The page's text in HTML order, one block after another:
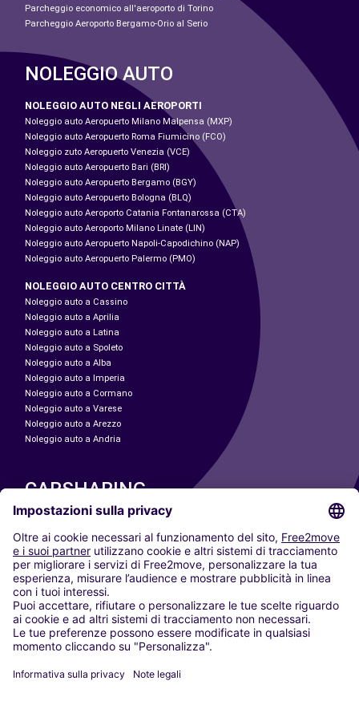
Parcheggio economico all'aeroporto di Torino
Parcheggio Aeroporto Bergamo-Orio al Serio
NOLEGGIO AUTO
NOLEGGIO AUTO NEGLI AEROPORTI
Noleggio auto Aeropuerto Milano Malpensa (MXP)
Noleggio auto Aeropuerto Roma Fiumicino (FCO)
Noleggio zuto Aeropuerto Venezia (VCE)
Noleggio auto Aeropuerto Bari (BRI)
Noleggio auto Aeropuerto Bergamo (BGY)
Noleggio auto Aeropuerto Bologna (BLQ)
Noleggio auto Aeroporto Catania Fontanarossa (CTA)
Noleggio auto Aeroporto Milano Linate (LIN)
Noleggio auto Aeropuerto Napoli-Capodichino (NAP)
Noleggio auto Aeropuerto Palermo (PMO)
NOLEGGIO AUTO CENTRO CITTÀ
Noleggio auto a Cassino
Noleggio auto a Aprilia
Noleggio auto a Latina
Noleggio auto a Spoleto
Noleggio auto a Alba
Noleggio auto a Imperia
Noleggio auto a Cormano
Noleggio auto a Varese
Noleggio auto a Arezzo
Noleggio auto a Andria
CARSHARING
LE NOSTRE CITTÀ
Paris
Madrid
Washington DC
Milano
Roma
Torino
Vienna
Berlino
Düsseldorf